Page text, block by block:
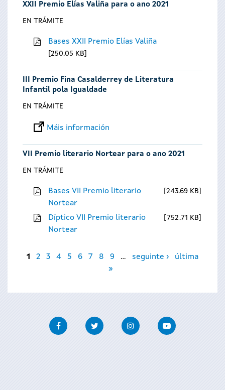
XXII Premio Elías Valiña para o ano 2021
EN TRÁMITE
Bases XXII Premio Elías Valiña
250.05 KB
III Premio Fina Casalderrey de Literatura
Infantil pola Igualdade
EN TRÁMITE
Máis información
VII Premio literario Nortear para o ano 2021
EN TRÁMITE
Bases VII Premio literario
Nortear
243.69 KB
Díptico VII Premio literario
Nortear
752.71 KB
Páxinas
1 2 3 4 5 6 7 8 9 … seguinte ›
última
»
FacebookTwitter InstagramYoutube